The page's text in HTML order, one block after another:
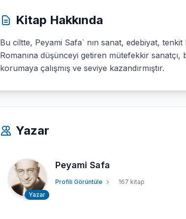
Kitap Hakkında
Bu ciltte, Peyami Safa` nın sanat, edebiyat,
Romanına düşünceyi getiren mütefekkir sanatçı,
korumaya çalışmış ve seviye kazandırmıştır.
Yazar
Yazar
Peyami Safa
Profili Görüntüle 167 kitap